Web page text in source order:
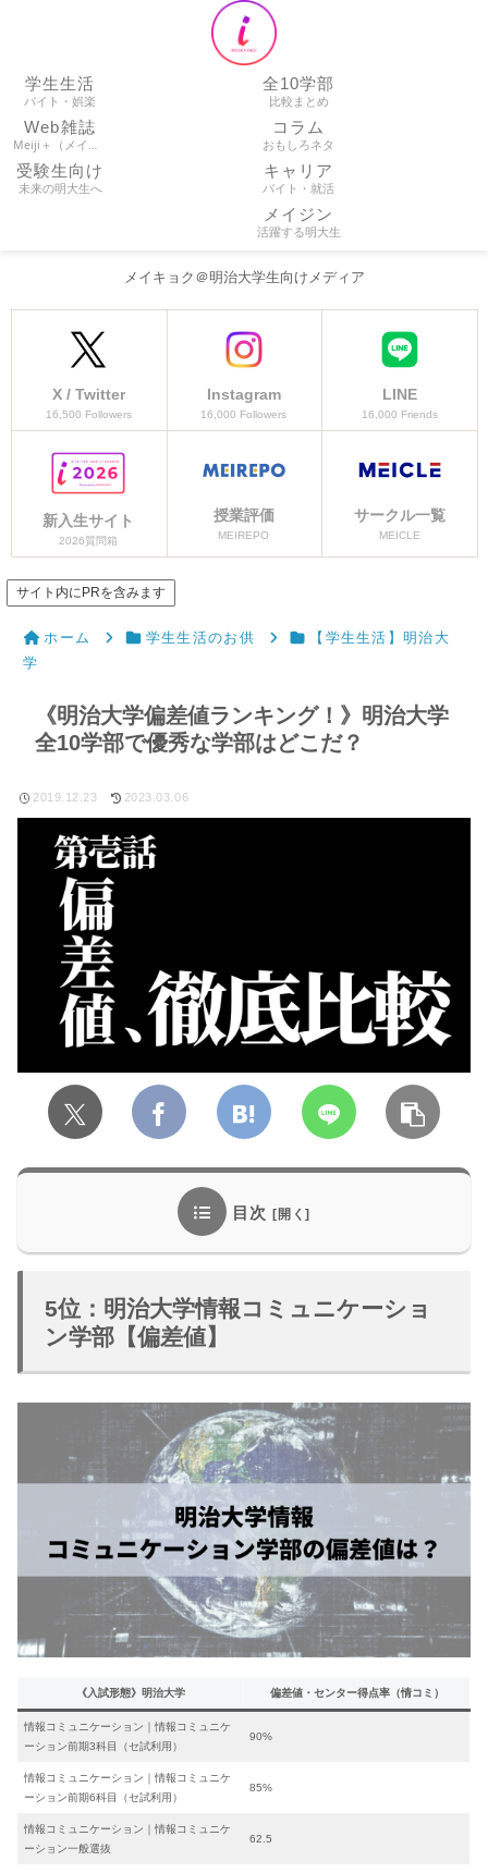
学生生活
バイト・娯楽
全10学部
比較まとめ
Web雑誌
Meiji＋（メイプラ）
コラム
おもしろネタ
受験生向け
未来の明大生へ
キャリア
バイト・就活
メイジン
活躍する明大生
メイキョク＠明治大学生向けメディア
X / Twitter
16,500 Followers
Instagram
16,000 Followers
LINE
16,000 Friends
新入生サイト
2026質問箱
授業評価
MEIREPO
サークル一覧
MEICLE
サイト内にPRを含みます
ホーム 学生生活のお供
【学生生活】明治大
学
《明治大学偏差値ランキング！》明治大学
全10学部で優秀な学部はどこだ？
2019.12.23 2023.03.06
目次
5位：明治大学情報コミュニケーショ
ン学部【偏差値】
《入試形態》明治大学 偏差値・センター得点率（情コミ）
情報コミュニケーション｜情報コミュニケ
ーション前期3科目（セ試利用）
90%
情報コミュニケーション｜情報コミュニケ
ーション前期6科目（セ試利用）
85%
情報コミュニケーション｜情報コミュニケ
ーション一般選抜
62.5